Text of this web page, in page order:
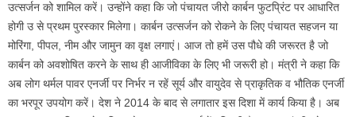
उत्सर्जन को शामिल करें। उन्होंने कहा कि जो पंचायत जीरो कार्बन फुटप्रिंट पर आधारित
होगी उ से प्रथम पुरस्कार मिलेगा। कार्बन उत्सर्जन को रोकने के लिए पंचायत सहजन या
मोरिंगा, पीपल, नीम और जामुन का वृक्ष लगाएं। आज तो हमें उस पौधे की जरूरत है जो
कार्बन को अवशोषित करने के साथ ही आजीविका के लिए भी जरूरी हो। मंत्री ने कहा कि
अब लोग थर्मल पावर एनर्जी पर निर्भर न रहें सूर्य और वायुदेव से प्राकृतिक व भौतिक एनर्जी
का भरपूर उपयोग करें। देश ने 2014 के बाद से लगातार इस दिशा में कार्य किया है। अब